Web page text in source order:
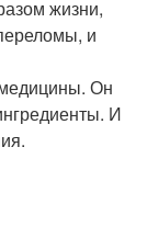
жизни,
и
Он
И